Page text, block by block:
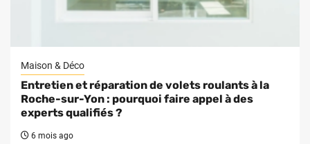
Maison & Déco
Entretien et réparation de volets roulants à la
Roche-sur-Yon : pourquoi faire appel à des
experts qualifiés ?
6 mois ago